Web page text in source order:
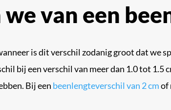
van een
is dit verschil zodanig groot dat we
bij een verschil van meer dan 1.0 tot 1.5
Bij een beenlengteverschil van 2 cmof